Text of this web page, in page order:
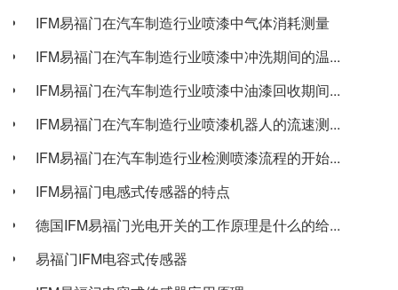
IFM易福门在汽车制造行业喷漆中气体消耗测量
IFM易福门在汽车制造行业喷漆中冲洗期间的温...
IFM易福门在汽车制造行业喷漆中油漆回收期间...
IFM易福门在汽车制造行业喷漆机器人的流速测...
IFM易福门在汽车制造行业检测喷漆流程的开始...
IFM易福门电感式传感器的特点
德国IFM易福门光电开关的工作原理是什么的给...
易福门IFM电容式传感器